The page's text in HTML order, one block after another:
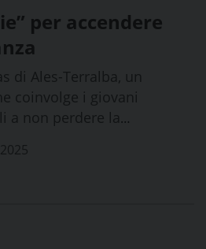
per accendere
di Ales-Terralba, un
coinvolge i giovani
a non perdere la